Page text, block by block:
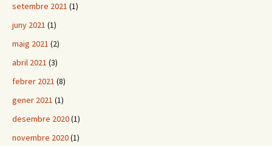
setembre 2021 (1)
juny 2021 (1)
maig 2021 (2)
abril 2021 (3)
febrer 2021 (8)
gener 2021 (1)
desembre 2020(1)
novembre 2020(1)